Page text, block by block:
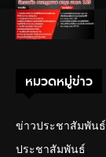
หมวดหมู่ข่าว
ข่าวประชาสัมพันธ์
ประชาสัมพันธ์